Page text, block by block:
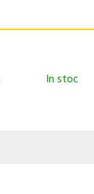
In stoc